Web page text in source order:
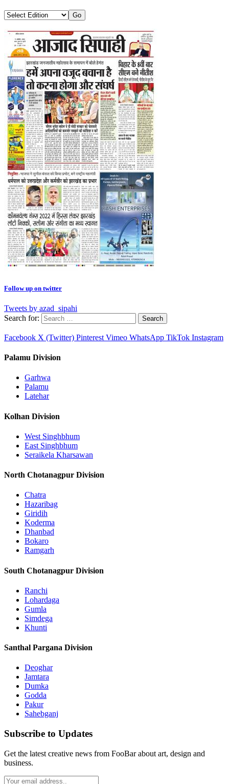
Follow up on twitter
Tweets by azad_sipahi
Search for:
Facebook X (Twitter) Pinterest Vimeo WhatsApp TikTok Instagram
Palamu Division
Garhwa
Palamu
Latehar
Kolhan Division
West Singhbhum
East Singhbhum
Seraikela Kharsawan
North Chotanagpur Division
Chatra
Hazaribag
Giridih
Koderma
Dhanbad
Bokaro
Ramgarh
South Chotanagpur Division
Ranchi
Lohardaga
Gumla
Simdega
Khunti
Santhal Pargana Division
Deoghar
Jamtara
Dumka
Godda
Pakur
Sahebganj
Subscribe to Updates
Get the latest creative news from FooBar about art, design and
business.